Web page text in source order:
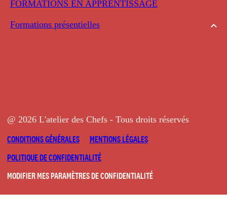
FORMATIONS EN APPRENTISSAGE
Formations présentielles
@ 2026 L'atelier des Chefs - Tous droits réservés
CONDITIONS GÉNÉRALES
MENTIONS LÉGALES
POLITIQUE DE CONFIDENTIALITÉ
MODIFIER MES PARAMÈTRES DE CONFIDENTIALITÉ